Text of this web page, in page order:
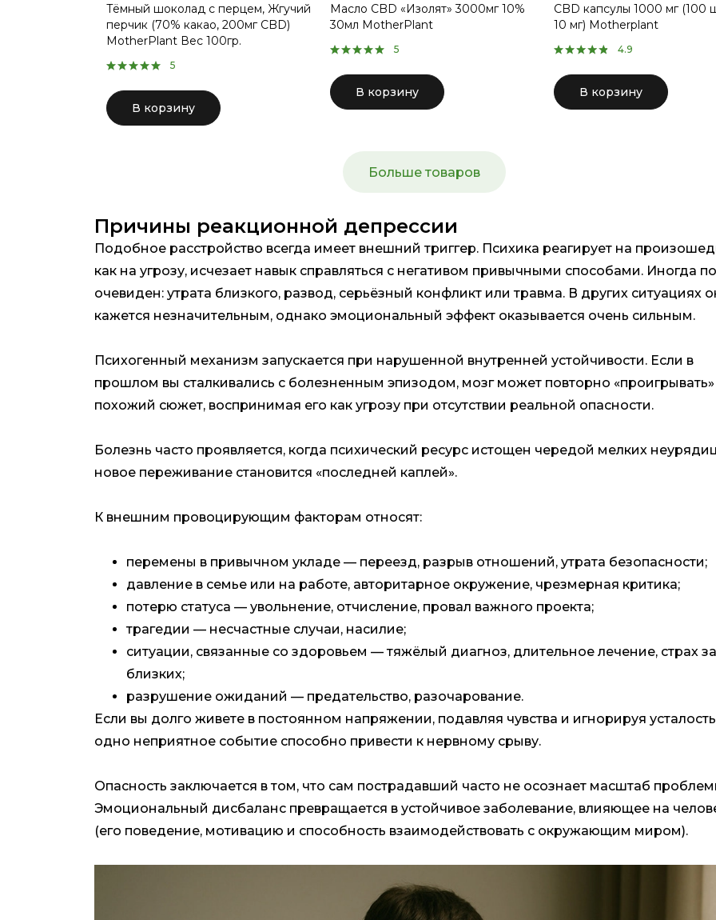
Тёмный шоколад с перцем, Жгучий
перчик (70% какао, 200мг CBD)
MotherPlant Вес 100гр.
5
В корзину
Масло CBD «Изолят» 3000мг 10%
30мл MotherPlant
5
В корзину
CBD капсулы 1000 мг (100
10 мг) Motherplant
4.9
В корзину
Больше товаров
Причины реакционной депрессии
Подобное расстройство всегда имеет внешний триггер. Психика реагирует на
как на угрозу, исчезает навык справляться с негативом привычными способами. Иногда
очевиден: утрата близкого, развод, серьёзный конфликт или травма. В других ситуациях
кажется незначительным, однако эмоциональный эффект оказывается очень сильным.
Психогенный механизм запускается при нарушенной внутренней устойчивости. Если в
прошлом вы сталкивались с болезненным эпизодом, мозг может повторно «проигрывать»
похожий сюжет, воспринимая его как угрозу при отсутствии реальной опасности.
Болезнь часто проявляется, когда психический ресурс истощен чередой мелких
новое переживание становится «последней каплей».
К внешним провоцирующим факторам относят:
перемены в привычном укладе — переезд, разрыв отношений, утрата безопасности;
давление в семье или на работе, авторитарное окружение, чрезмерная критика;
потерю статуса — увольнение, отчисление, провал важного проекта;
трагедии — несчастные случаи, насилие;
ситуации, связанные со здоровьем — тяжёлый диагноз, длительное лечение, страх за
близких;
разрушение ожиданий — предательство, разочарование.
Если вы долго живете в постоянном напряжении, подавляя чувства и игнорируя
одно неприятное событие способно привести к нервному срыву.
Опасность заключается в том, что сам пострадавший часто не осознает масштаб
Эмоциональный дисбаланс превращается в устойчивое заболевание, влияющее на
(его поведение, мотивацию и способность взаимодействовать с окружающим миром).